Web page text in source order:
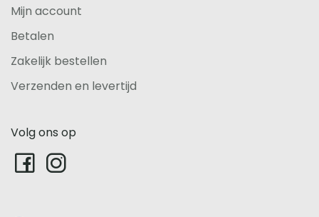
Mijn account
Betalen
Zakelijk bestellen
Verzenden en levertijd
Volg ons op